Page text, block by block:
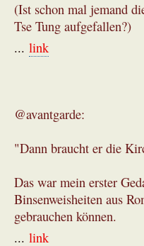
(Ist schon mal jemand
Tse Tung aufgefallen?)
... link
@avantgarde:
"Dann braucht er die
Das war mein erster
Binsenweisheiten aus
gebrauchen können.
... link